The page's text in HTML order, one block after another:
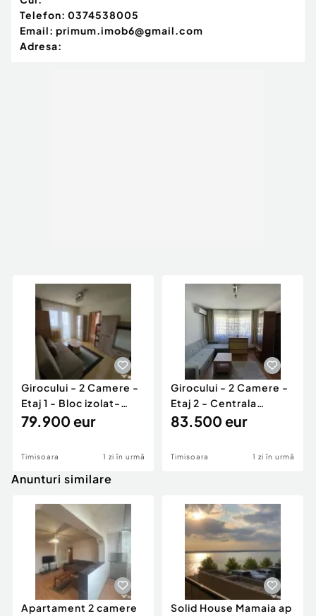
Telefon: 0374538005
Email: primum.imob6@gmail.com
Adresa:
Girocului - 2 Camere -
Etaj 1 - Bloc izolat-
Aproape de Jude
79.900 eur
Timisoara 1 zi în urmă
Girocului - 2 Camere -
Etaj 2 - Centrala
proprie
83.500 eur
Timisoara 1 zi în urmă
Anunturi similare
Apartament 2 camere
Solid House Mamaia ap